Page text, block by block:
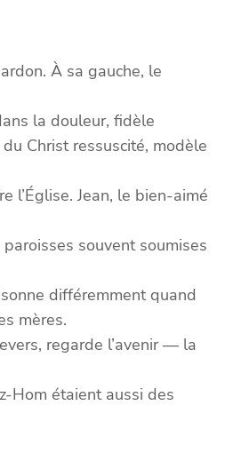
À sa gauche, le
la douleur, fidèle
Christ ressuscité, modèle
l’Église. Jean, le bien-aimé
souvent soumises
différemment quand
mères.
regarde l’avenir — la
Hom étaient aussi des